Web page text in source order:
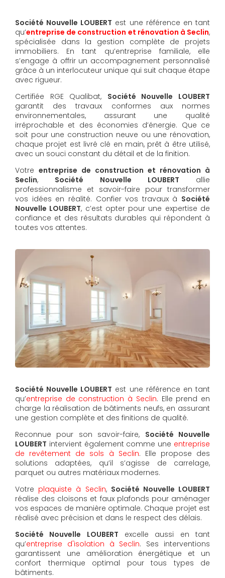
Société Nouvelle LOUBERT est une référence en tant
qu’entreprise de construction et rénovation à Seclin,
spécialisée dans la gestion complète de projets
immobiliers. En tant qu’entreprise familiale, elle
s’engage à offrir un accompagnement personnalisé
grâce à un interlocuteur unique qui suit chaque étape
avec rigueur.
Certifiée RGE Qualibat, Société Nouvelle LOUBERT
garantit des travaux conformes aux normes
environnementales, assurant une qualité
irréprochable et des économies d’énergie. Que ce
soit pour une construction neuve ou une rénovation,
chaque projet est livré clé en main, prêt à être utilisé,
avec un souci constant du détail et de la finition.
Votre entreprise de construction et rénovation à
Seclin, Société Nouvelle LOUBERT allie
professionnalisme et savoir-faire pour transformer
vos idées en réalité. Confier vos travaux à Société
Nouvelle LOUBERT, c’est opter pour une expertise de
confiance et des résultats durables qui répondent à
toutes vos attentes.
Société Nouvelle LOUBERT est une référence en tant
qu’entreprise de construction à Seclin. Elle prend en
charge la réalisation de bâtiments neufs, en assurant
une gestion complète et des finitions de qualité.
Reconnue pour son savoir-faire, Société Nouvelle
LOUBERT intervient également comme une entreprise
de revêtement de sols à Seclin. Elle propose des
solutions adaptées, qu’il s’agisse de carrelage,
parquet ou autres matériaux modernes.
Votre plaquiste à Seclin, Société Nouvelle LOUBERT
réalise des cloisons et faux plafonds pour aménager
vos espaces de manière optimale. Chaque projet est
réalisé avec précision et dans le respect des délais.
Société Nouvelle LOUBERT excelle aussi en tant
qu’entreprise d'isolation à Seclin. Ses interventions
garantissent une amélioration énergétique et un
confort thermique optimal pour tous types de
bâtiments.